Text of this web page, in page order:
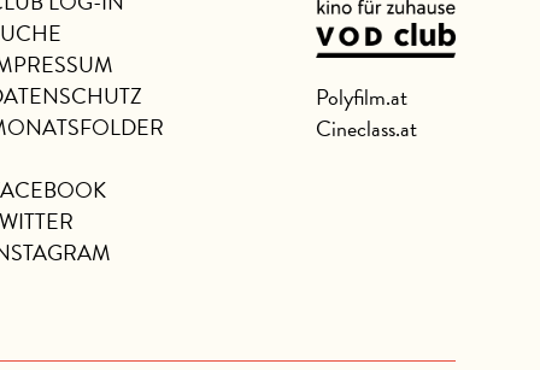
Polyfilm.at
Cineclass.at